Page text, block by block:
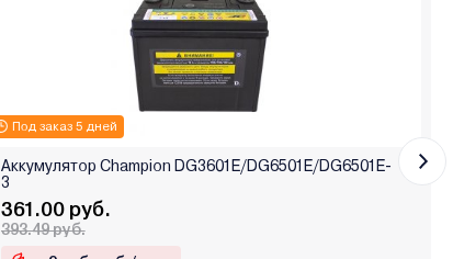
Под заказ 5 дней
Аккумулятор Champion DG3601E/DG6501E/DG6501E-
3
361.00 руб.
393.49 руб.